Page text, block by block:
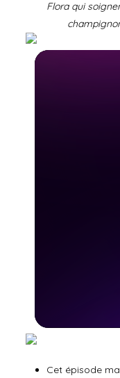
Flora qui
Cet épisode